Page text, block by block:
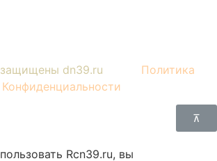
защищены dn39.ru Политика
Конфиденциальности
⊼
Rcn39.ru, вы